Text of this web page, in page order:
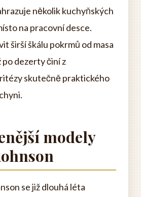
několik kuchyňských
na pracovní desce.
širší škálu pokrmů od masa
po dezerty činí z
skutečně praktického
modely
se již dlouhá léta